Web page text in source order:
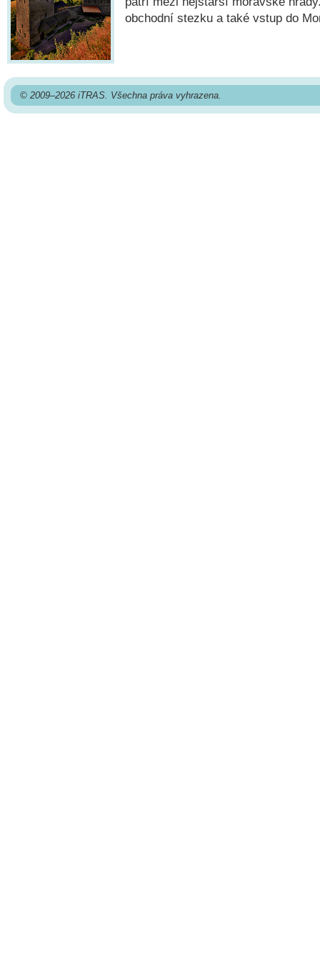
obchodní stezku a také vstup do
© 2009–2026 iTRAS. Všechna práva vyhrazena.